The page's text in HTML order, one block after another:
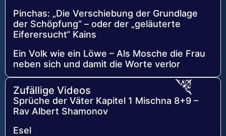
Pinchas: „Die Verschiebung der Grundlage
der Schöpfung“ – oder der „geläuterte
Eiferersucht“ Kains
Ein Volk wie ein Löwe – Als Mosche die Frau
neben sich und damit die Worte verlor
Zufällige Videos
Sprüche der Väter Kapitel 1 Mischna 8+9 –
Rav Albert Shamonov
Esel